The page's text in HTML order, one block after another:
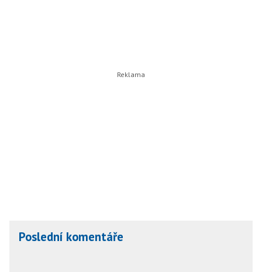
Poslední komentáře